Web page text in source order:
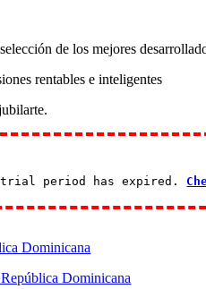
de los mejores
rentables e inteligentes
period has expired.